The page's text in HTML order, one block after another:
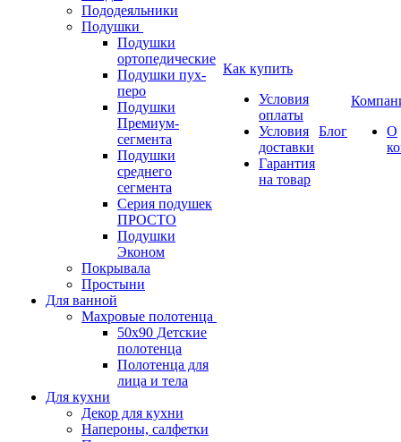
Пододеяльники
Подушки
Подушки
ортопедические
Подушки пух-
перо
Подушки
Премиум-
сегмента
Подушки
среднего
сегмента
Серия подушек
ПРОСТО
Подушки
Эконом
Покрывала
Простыни
Для ванной
Махровые полотенца
50х90 Детские
полотенца
Полотенца для
лица и тела
Для кухни
Декор для кухни
Напероны, салфетки
Как купить
Условия
оплаты
Условия
доставки
Гарантия
на товар
Блог
О